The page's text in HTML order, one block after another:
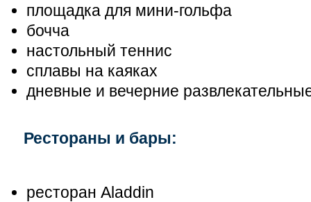
площадка для мини-гольфа
бочча
настольный теннис
сплавы на каяках
дневные и вечерние
Рестораны и бары:
ресторан Aladdin